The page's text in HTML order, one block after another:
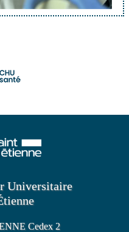
Universitaire
Cedex 2